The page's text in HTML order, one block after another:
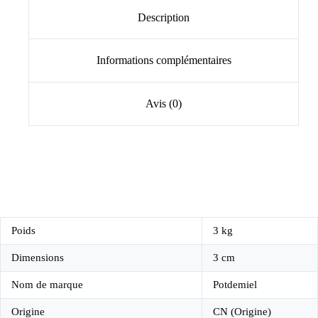
Description
Informations complémentaires
Avis (0)
Poids 3 kg
Dimensions 3 cm
Nom de marque Potdemiel
Origine CN (Origine)